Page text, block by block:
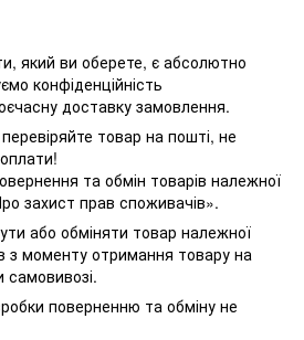
який ви оберете, є абсолютно
конфіденційність
доставку замовлення.
товар на пошті, не
та обмін товарів належної
захист прав споживачів».
або обміняти товар належної
з моменту отримання товару на
самовивозі.
поверненню та обміну не